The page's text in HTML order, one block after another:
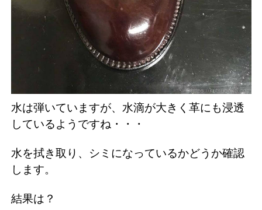
水は弾いていますが、水滴が大きく革にも浸透
しているようですね・・・
水を拭き取り、シミになっているかどうか確認
します。
結果は？